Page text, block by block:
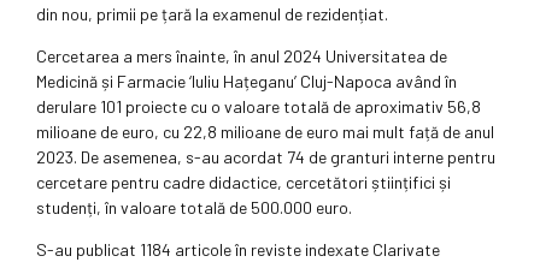
din nou, primii pe țară la examenul de rezidențiat.
Cercetarea a mers înainte, în anul 2024 Universitatea de
Medicină și Farmacie ‘Iuliu Hațeganu’ Cluj-Napoca având în
derulare 101 proiecte cu o valoare totală de aproximativ 56,8
milioane de euro, cu 22,8 milioane de euro mai mult față de anul
2023. De asemenea, s-au acordat 74 de granturi interne pentru
cercetare pentru cadre didactice, cercetători științifici și
studenți, în valoare totală de 500.000 euro.
S-au publicat 1184 articole în reviste indexate Clarivate